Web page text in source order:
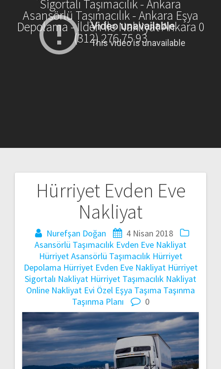
Sigortalı Taşımacılık - Ankara
Asansörlü Taşımacılık - Ankara Eşya
Depolama - İlden İle Nakliyat Ankara 0
(312) 276 75 93
Hürriyet Evden Eve
Nakliyat
Nurefşan Doğan
4 Nisan 2018
Asansörlü Taşımacılık Evden Eve Nakliyat
Hürriyet Asansörlü Taşımacılık Hürriyet
Depolama Hürriyet Evden Eve Nakliyat Hürriyet
Sigortalı Nakliyat Hürriyet Taşımacılık Nakliyat
Online Nakliyat Evi Özel Eşya Taşıma Taşınma
Taşınma Planı
0
Yazı
gezinmesi